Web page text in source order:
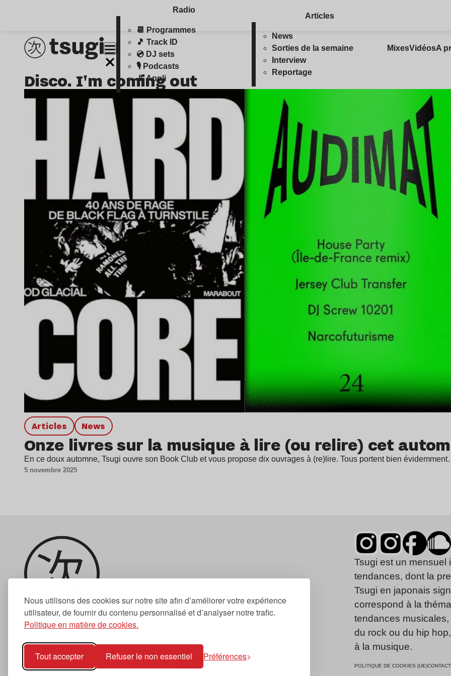
Nous utilisons des cookies sur notre site afin d’améliorer votre expérience
utilisateur, de fournir du contenu personnalisé et d’analyser notre trafic.
Politique en matière de cookies.
Tout accepter Refuser le non essentiel Préférences
Radio
📆 Programmes
🎵 Track ID
💿 DJ sets
🎙️ Podcasts
📱 Appli
Articles
News
Sorties de la semaine
Interview
Reportage
MixesVidéosA
Disco. I'm coming out
Articles news
Onze livres sur la musique à lire (ou relire) cet
En ce doux automne, Tsugi ouvre son Book Club et vous propose dix ouvrages à (re)lire. Tous portent bien
5 novembre 2025
Newsletter
S'abonner
Tsugi est un mensuel
tendances, dont la
Tsugi en japonais
correspond à la
tendances
du rock ou du hip
à la musique.
POLITIQUE DE COOKIES (UE)CONTACT